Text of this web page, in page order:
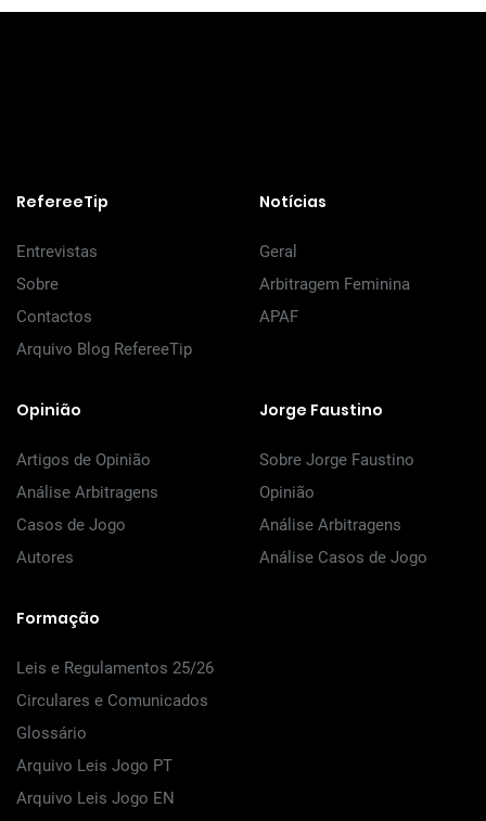
RefereeTip
Entrevistas
Sobre
Contactos
Arquivo Blog RefereeTip
Notícias
Geral
Arbitragem Feminina
APAF
Opinião
Artigos de Opinião
Análise Arbitragens
Casos de Jogo
Autores
Jorge Faustino
Sobre Jorge Faustino
Opinião
Análise Arbitragens
Análise Casos de Jogo
Formação
Leis e Regulamentos 25/26
Circulares e Comunicados
Glossário
Arquivo Leis Jogo PT
Arquivo Leis Jogo EN